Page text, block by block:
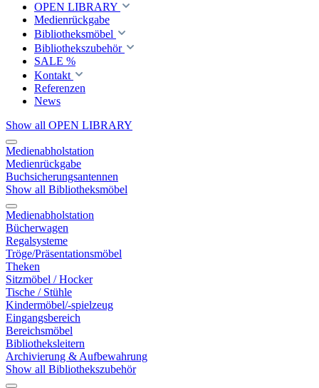
OPEN LIBRARY
Medienrückgabe
Bibliotheksmöbel
Bibliothekszubehör
SALE %
Kontakt
Referenzen
News
Show all OPEN LIBRARY
Medienabholstation
Medienrückgabe
Buchsicherungsantennen
Show all Bibliotheksmöbel
Medienabholstation
Bücherwagen
Regalsysteme
Tröge/Präsentationsmöbel
Theken
Sitzmöbel / Hocker
Tische / Stühle
Kindermöbel/-spielzeug
Eingangsbereich
Bereichsmöbel
Bibliotheksleitern
Archivierung & Aufbewahrung
Show all Bibliothekszubehör